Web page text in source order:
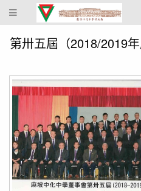
蔴
坡
中
學
校
史
館
第卅五屆（2018/2019